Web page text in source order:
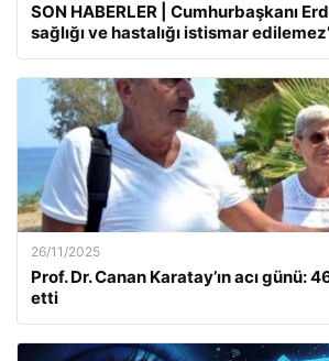
SON HABERLER | Cumhurbaşkanı
sağlığı ve hastalığı istismar
26/11/2025
Prof. Dr. Canan Karatay’ın acı günü:
etti